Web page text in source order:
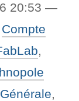
20:53—
Compte
,
,